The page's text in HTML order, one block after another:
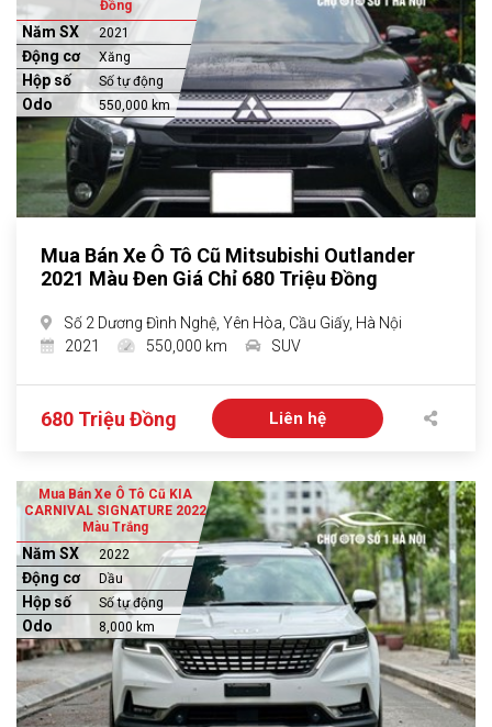
Đồng
Năm SX 2021
Động cơ Xăng
Hộp số Số tự động
Odo 550,000 km
Mua Bán Xe Ô Tô Cũ Mitsubishi Outlander
2021 Màu Đen Giá Chỉ 680 Triệu Đồng
Số 2 Dương Đình Nghệ, Yên Hòa, Cầu Giấy, Hà Nội
2021
550,000 km SUV
680 Triệu Đồng Liên hệ
Mua Bán Xe Ô Tô Cũ KIA
CARNIVAL SIGNATURE 2022
Màu Trắng
Năm SX 2022
Động cơ Dầu
Hộp số Số tự động
Odo 8,000 km